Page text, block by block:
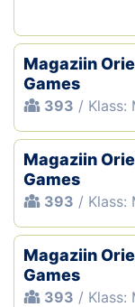
Magaziin
Games
393 / Klass:
Magaziin
Games
393 / Klass:
Magaziin
Games
393 / Klass: